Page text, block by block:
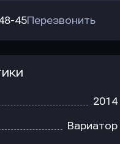
45Перезвонить
2014
Вариатор